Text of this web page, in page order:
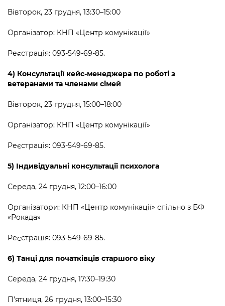
Вівторок, 23 грудня, 13:30–15:00
Організатор: КНП «Центр комунікації»
Реєстрація: 093-549-69-85.
4) Консультації кейс-менеджера по роботі з
ветеранами та членами сімей
Вівторок, 23 грудня, 15:00–18:00
Організатор: КНП «Центр комунікації»
Реєстрація: 093-549-69-85.
5) Індивідуальні консультації психолога
Середа, 24 грудня, 12:00–16:00
Організатори: КНП «Центр комунікації» спільно з БФ
«Рокада»
Реєстрація: 093-549-69-85.
6) Танці для початківців старшого віку
Середа, 24 грудня, 17:30–19:30
П’ятниця, 26 грудня, 13:00–15:30